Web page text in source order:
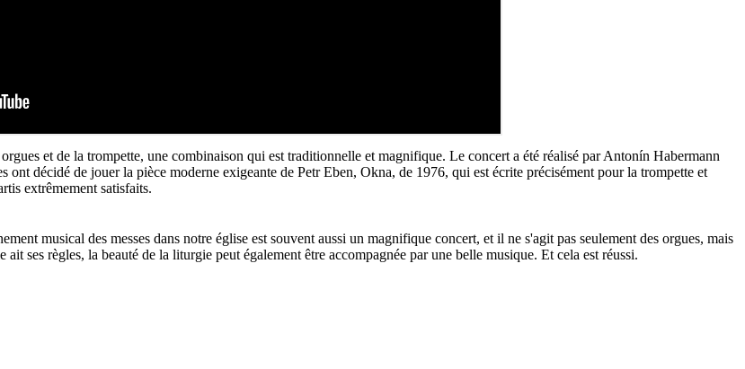
et de la trompette, une combinaison qui est traditionnelle et magnifique. Le concert a été réalisé par Antonín Habermann
ont décidé de jouer la pièce moderne exigeante de Petr Eben, Okna, de 1976, qui est écrite précisément pour la trompette et
extrêmement satisfaits.
musical des messes dans notre église est souvent aussi un magnifique concert, et il ne s'agit pas seulement des orgues, mais
ses règles, la beauté de la liturgie peut également être accompagnée par une belle musique. Et cela est réussi.